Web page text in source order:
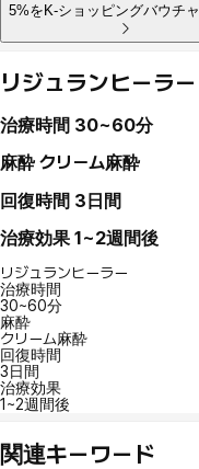
5%をK-ショッピングバウチャ
リジュランヒーラー
治療時間 30~60分
麻酔 クリーム麻酔
回復時間 3日間
治療効果 1~2週間後
リジュランヒーラー
治療時間
30~60分
麻酔
クリーム麻酔
回復時間
3日間
治療効果
1~2週間後
関連キーワード